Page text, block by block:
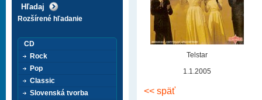
Telstar
1.1.2005
<< späť
Rozšírené hľadanie
CD
Rock
Pop
Classic
Slovenská tvorba